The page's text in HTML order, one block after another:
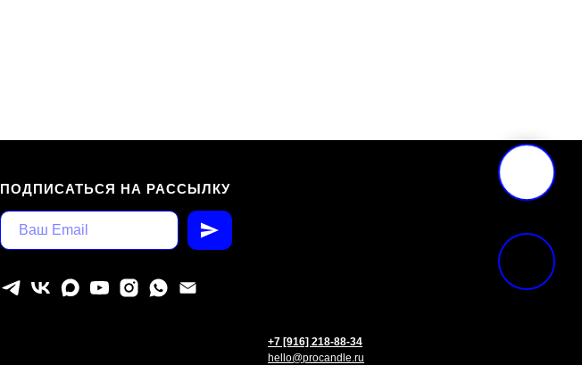
ПОДПИСАТЬСЯ НА РАССЫЛКУ
+7 [916] 218-88-34
hello@procandle.ru